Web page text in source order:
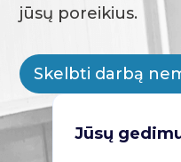
jūsų poreikius.
Skelbti darbą
Jūsų